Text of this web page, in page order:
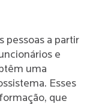
pessoas a partir
e
uma
Esses
que